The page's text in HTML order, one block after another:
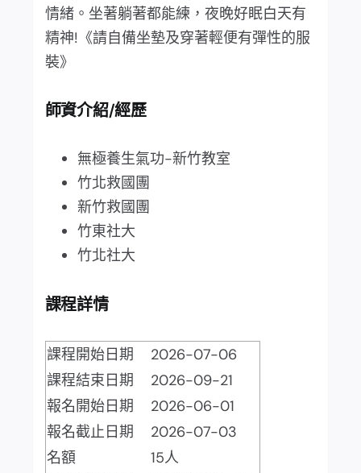
情緒。坐著躺著都能練，夜晚好眠白天有
精神!《請自備坐墊及穿著輕便有彈性的服
裝》
師資介紹/經歷
無極養生氣功-新竹教室
竹北救國團
新竹救國團
竹東社大
竹北社大
課程詳情
課程開始日期
2026-07-06
課程結束日期
2026-09-21
報名開始日期
2026-06-01
報名截止日期
2026-07-03
名額
15人